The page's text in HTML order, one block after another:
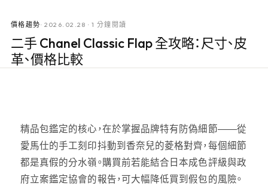
價格趨勢· 2026.02.28 ·1 分鐘閱讀
二手 Chanel Classic Flap 全攻略：尺寸、皮
革、價格比較
精品包鑑定的核心，在於掌握品牌特有防偽細節——從
愛馬仕的手工刻印抖動到香奈兒的菱格對齊，每個細節
都是真假的分水嶺。購買前若能結合日本成色評級與政
府立案鑑定協會的報告，可大幅降低買到假包的風險。